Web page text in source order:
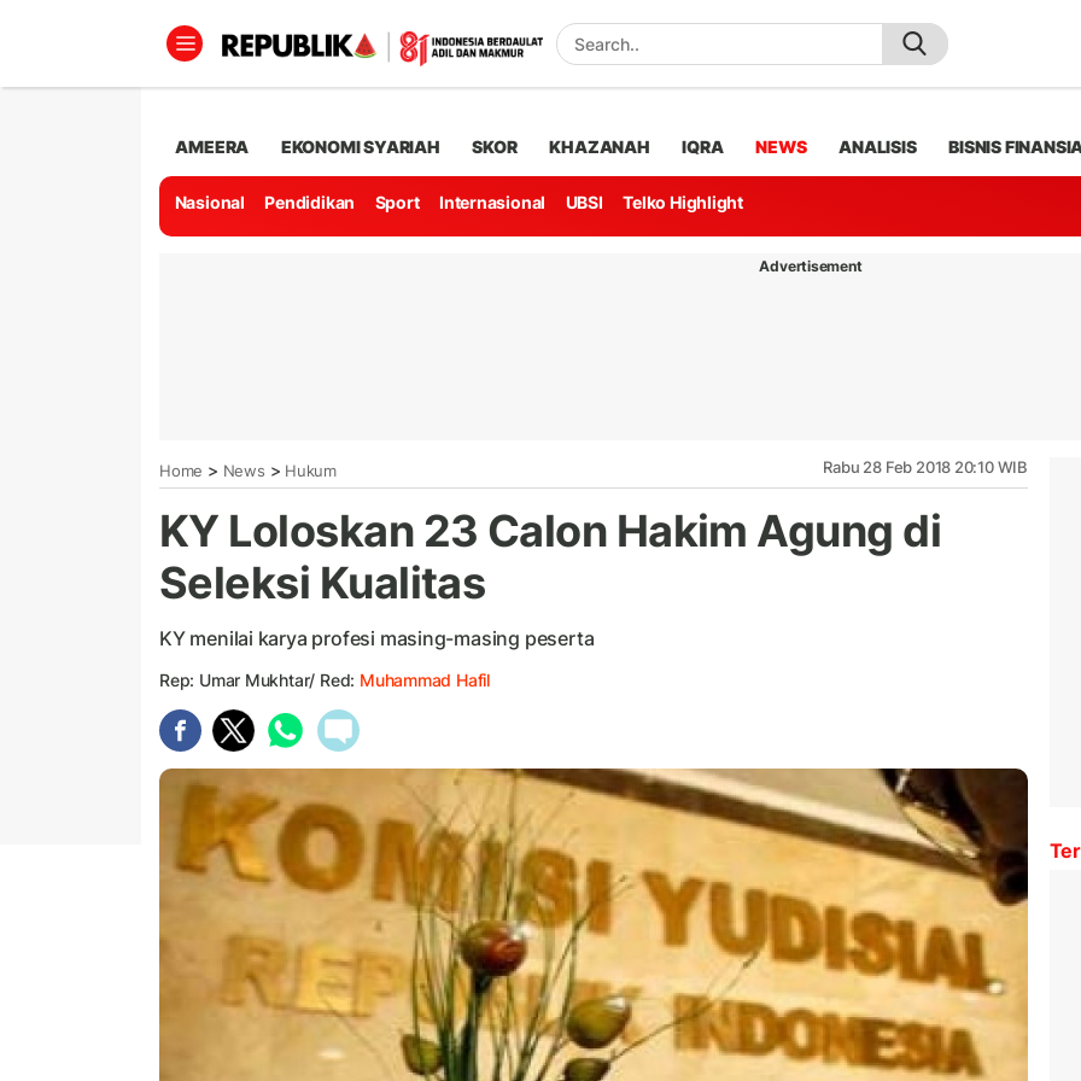
AMEERA EKONOMI SYARIAH SKOR KHAZANAH IQRA NEWS ANALISIS BISNIS
Nasional Pendidikan Sport Internasional UBSI Telko Highlight
Advertisement
Home > News > Hukum Rabu 28 Feb 2018 20:10 WIB
KY Loloskan 23 Calon Hakim Agung di
Seleksi Kualitas
KY menilai karya profesi masing-masing peserta
Rep: Umar Mukhtar/ Red: Muhammad Hafil